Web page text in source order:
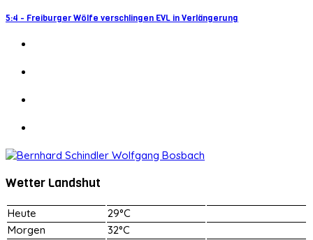
5:4 - Freiburger Wölfe verschlingen EVL in Verlängerung
Wetter Landshut
Heute
29°C
Morgen
32°C